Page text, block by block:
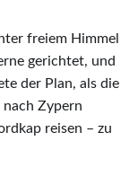
freiem Himmel
gerichtet, und
der Plan, als die
nach Zypern
reisen – zu